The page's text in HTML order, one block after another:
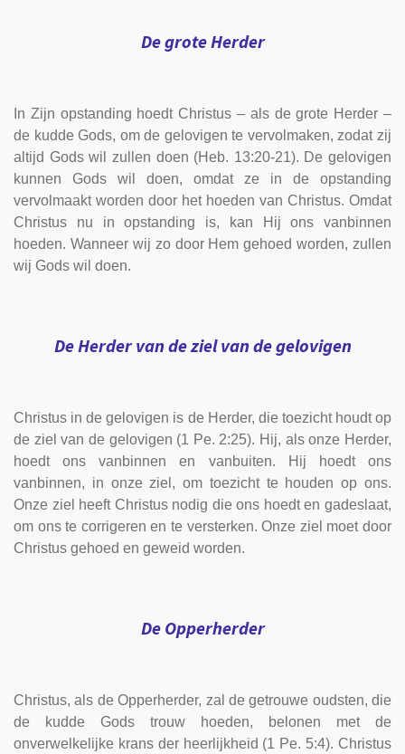
De grote Herder
In Zijn opstanding hoedt Christus – als de grote Herder –
de kudde Gods, om de gelovigen te vervolmaken, zodat zij
altijd Gods wil zullen doen (Heb. 13:20-21). De gelovigen
kunnen Gods wil doen, omdat ze in de opstanding
vervolmaakt worden door het hoeden van Christus. Omdat
Christus nu in opstanding is, kan Hij ons vanbinnen
hoeden. Wanneer wij zo door Hem gehoed worden, zullen
wij Gods wil doen.
De Herder van de ziel van de gelovigen
Christus in de gelovigen is de Herder, die toezicht houdt op
de ziel van de gelovigen (1 Pe. 2:25). Hij, als onze Herder,
hoedt ons vanbinnen en vanbuiten. Hij hoedt ons
vanbinnen, in onze ziel, om toezicht te houden op ons.
Onze ziel heeft Christus nodig die ons hoedt en gadeslaat,
om ons te corrigeren en te versterken. Onze ziel moet door
Christus gehoed en geweid worden.
De Opperherder
Christus, als de Opperherder, zal de getrouwe oudsten, die
de kudde Gods trouw hoeden, belonen met de
onverwelkelijke krans der heerlijkheid (1 Pe. 5:4). Christus